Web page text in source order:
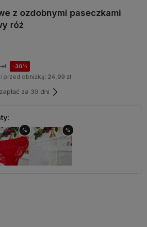
z ozdobnymi paseczkami
róż
-30%
przed obniżką: 24,99 zł
za 30 dni
% %